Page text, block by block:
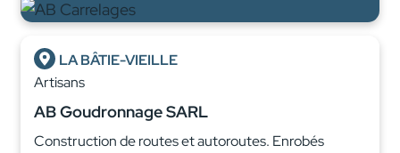
LA BÂTIE-VIEILLE
Artisans
AB Goudronnage SARL
Construction de routes et autoroutes. Enrobés